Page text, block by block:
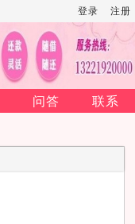
登录 注册
问答 联系